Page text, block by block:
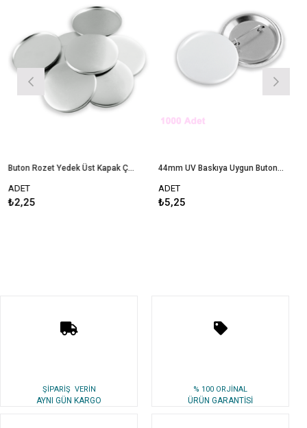
Buton Rozet Yedek Üst Kapak Çap 58 mm
ADET
₺2,25
44mm UV Baskıya Uygun Buton Rozet - 1000 Adet Montajlı
ADET
₺5,25
ŞİPARİŞ VERİN
AYNI GÜN KARGO
% 100 ORJİNAL
ÜRÜN GARANTİSİ